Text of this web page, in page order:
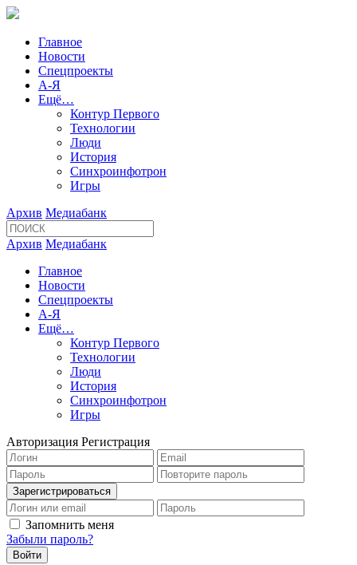
Главное
Новости
Спецпроекты
А-Я
Ещё…
Контур Первого
Технологии
Люди
История
Синхроинфотрон
Игры
Архив Медиабанк
Архив Медиабанк
Главное
Новости
Спецпроекты
А-Я
Ещё…
Контур Первого
Технологии
Люди
История
Синхроинфотрон
Игры
Авторизация Регистрация
Запомнить меня
Забыли пароль?